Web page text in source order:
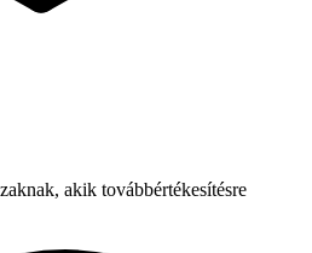
akik továbbértékesítésre